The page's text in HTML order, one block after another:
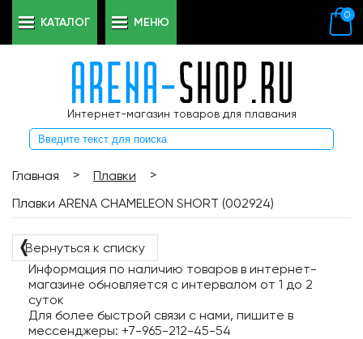
Интернет-магазин товаров для плавания
0
КАТАЛОГ МЕНЮ
Главная > Плавки
>
Плавки ARENA CHAMELEON SHORT (002924)
❬Вернуться к списку
Информация по наличию товаров в интернет-
магазине обновляется с интервалом от 1 до 2
суток
Для более быстрой связи с нами, пишите в
мессенджеры: +7-965-212-45-54